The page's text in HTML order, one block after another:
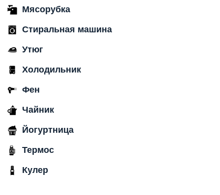
Мясорубка
Стиральная машина
Утюг
Холодильник
Фен
Чайник
Йогуртница
Термос
Кулер